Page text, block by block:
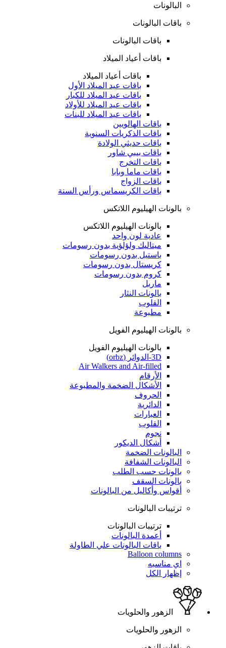
البالونات
باقات البالونات
باقات البالونات
باقات أعياد الميلاد
باقات أعياد الميلاد
باقات عيد الميلاد الأول
باقات عيد الميلاد للكبار
باقات عيد الميلاد للأولاد
باقات عيد الميلاد للبنات
باقات الهالويين
باقات الذكريات السنوية
باقات حديثي الولادة
باقات بيبي شاور
باقات التخرج
باقات ماما وبابا
باقات الزواج
باقات الكريسماس ورأس السنة
بالونات الهيليوم اللاتكس
بالونات الهيليوم اللاتكس
عادية لون واحد
ميتاليك ولؤلؤية بدون رسومات
باستيل بدون رسومات
كريستال بدون رسومات
كروم بدون رسومات
ماربل
بالونات النثار
القلوب
مطبوعة
بالونات الهيليوم الفويل
بالونات الهيليوم الفويل
3D-الدوائر (orbz)
Air Walkers and Air-filled
الأرقام
الأشكال الضخمة والمطبوعة
الحروف
الدائرية
العبارات
القلوب
نجوم
أشكال الديكور
البالونات الضخمة
البالونات الشفافة
بالونات حسب الطلب
بالونات السقف
أقواس وأكاليل من البالونات
ترتيبات البالونات
ترتيبات البالونات
أعمدة البالونات
باقات البالونات علي الطاولة
Balloon columns
اي مناسبه
إظهار الكل
الزهور والحلويات
الزهور والحلويات